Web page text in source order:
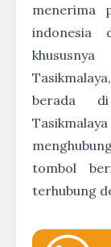
menerima
indonesia
berada
tombol
terhubung